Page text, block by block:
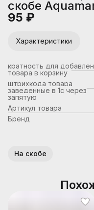
скобе
95 ₽
Характеристики
кратность для
товара в корзину
штрихкода товара
заведенные в 1с через
запятую
Артикул товара
Бренд
На скобе